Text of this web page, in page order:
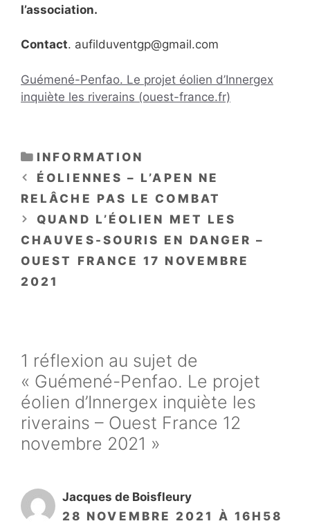
l’association.
Contact. aufilduventgp@gmail.com
Guémené-Penfao. Le projet éolien d’Innergex
inquiète les riverains (ouest-france.fr)
CATÉGORIES
INFORMATION
ÉOLIENNES – L’APEN NE
RELÂCHE PAS LE COMBAT
QUAND L’ÉOLIEN MET LES
CHAUVES-SOURIS EN DANGER –
OUEST FRANCE 17 NOVEMBRE
2021
1 réflexion au sujet de
« Guémené-Penfao. Le projet
éolien d’Innergex inquiète les
riverains – Ouest France 12
novembre 2021 »
Jacques de Boisfleury
28 NOVEMBRE 2021 À 16H58